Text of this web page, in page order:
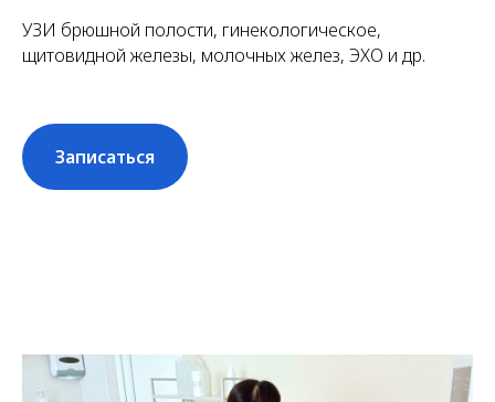
УЗИ брюшной полости, гинекологическое,
щитовидной железы, молочных желез, ЭХО и др.
Записаться